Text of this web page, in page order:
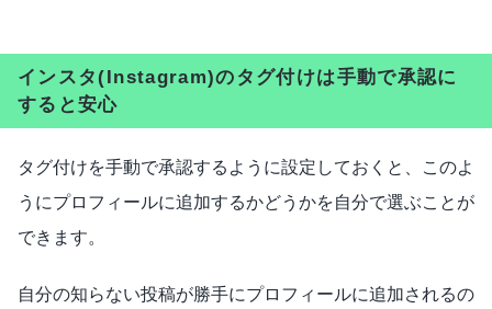
インスタ(Instagram)のタグ付けは手動で承認に
すると安心
タグ付けを手動で承認するように設定しておくと、このよ
うにプロフィールに追加するかどうかを自分で選ぶことが
できます。
自分の知らない投稿が勝手にプロフィールに追加されるの